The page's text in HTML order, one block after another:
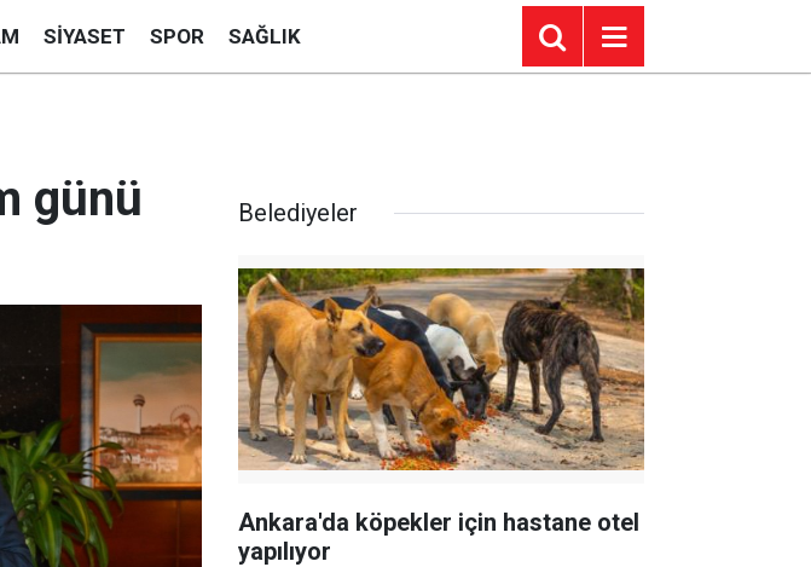
SIYASET SPOR SAĞLIK
günü
Belediyeler
Ankara'da köpekler için hastane otel
yapılıyor